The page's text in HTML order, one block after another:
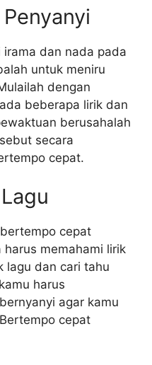
irama dan nada pada
untuk meniru
dengan
beberapa lirik dan
berusahalah
secara
cepat.
cepat
memahami lirik
lagu dan cari tahu
harus
agar kamu
cepat